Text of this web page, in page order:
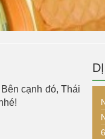
cạnh đó, Thái